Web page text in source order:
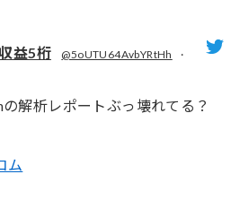
益5桁 @5oUTU64AvbYRtHh
·
解析レポートぶっ壊れてる？
ム